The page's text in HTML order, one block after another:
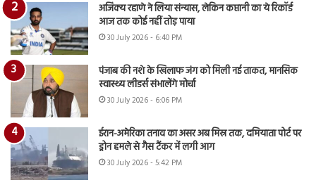
अजिंक्य रहाणे ने लिया संन्यास, लेकिन कप्तानी का ये रिकॉर्ड
आज तक कोई नहीं तोड़ पाया
30 July 2026 - 6:40 PM
पंजाब की नशे के खिलाफ जंग को मिली नई ताकत, मानसिक
स्वास्थ्य लीडर्स संभालेंगे मोर्चा
30 July 2026 - 6:06 PM
ईरान-अमेरिका तनाव का असर अब मिस्र तक, दमियाता पोर्ट पर
ड्रोन हमले से गैस टैंकर में लगी आग
30 July 2026 - 5:42 PM